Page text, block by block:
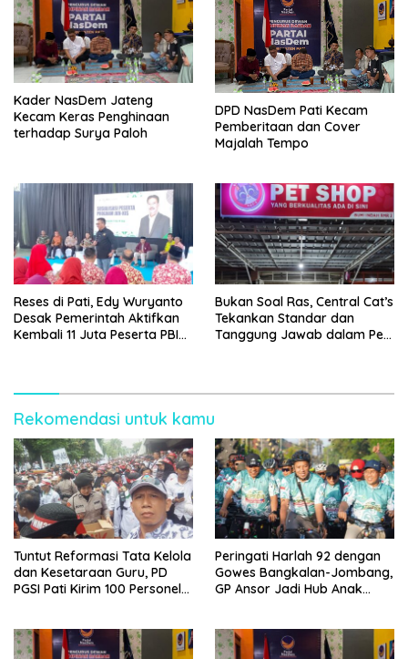
Kader NasDem Jateng
Kecam Keras Penghinaan
terhadap Surya Paloh
DPD NasDem Pati Kecam
Pemberitaan dan Cover
Majalah Tempo
Reses di Pati, Edy Wuryanto
Desak Pemerintah Aktifkan
Kembali 11 Juta Peserta PBI
Bukan Soal Ras, Central Cat’s
Tekankan Standar dan
Tanggung Jawab dalam Pet
Rekomendasi untuk kamu
Tuntut Reformasi Tata Kelola
dan Kesetaraan Guru, PD
PGSI Pati Kirim 100 Personel
Peringati Harlah 92 dengan
Gowes Bangkalan-Jombang,
GP Ansor Jadi Hub Anak